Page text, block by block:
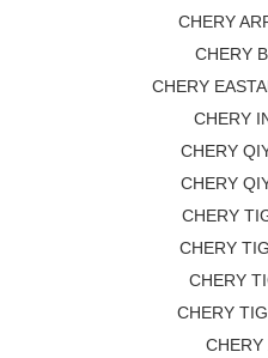
CHERY
CHERY
CHERY
CHERY
CHERY
CHERY
CHERY
CHERY
CHERY
CHERY